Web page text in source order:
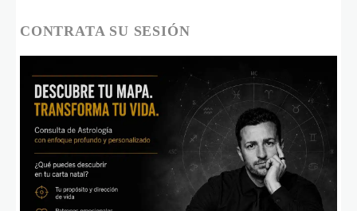
CONTRATA SU SESIÓN